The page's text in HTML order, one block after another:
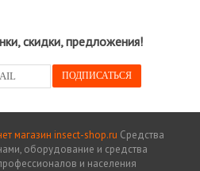
скидки, предложения!
магазин insect-shop.ru Средства
оборудование и средства
и населения